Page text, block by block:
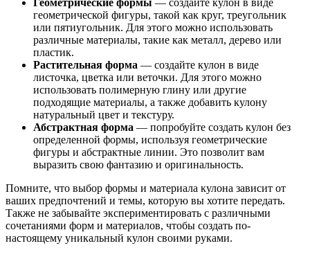
геометрической фигуры, такой как круг, треугольник
или пятиугольник. Для этого можно использовать
различные материалы, такие как металл, дерево или
пластик.
Растительная форма — создайте кулон в виде
листочка, цветка или веточки. Для этого можно
использовать полимерную глину или другие
подходящие материалы, а также добавить кулону
натуральный цвет и текстуру.
Абстрактная форма — попробуйте создать кулон без
определенной формы, используя геометрические
фигуры и абстрактные линии. Это позволит вам
выразить свою фантазию и оригинальность.
Помните, что выбор формы и материала кулона зависит от
ваших предпочтений и темы, которую вы хотите передать.
Также не забывайте экспериментировать с различными
сочетаниями форм и материалов, чтобы создать по-
настоящему уникальный кулон своими руками.